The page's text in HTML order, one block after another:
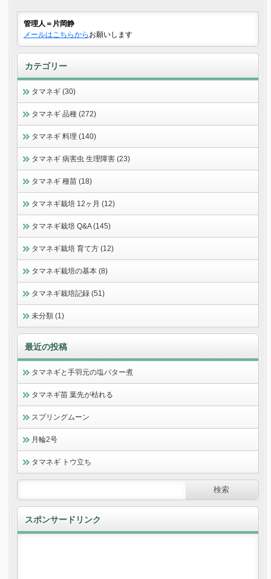
管理人＝片岡静
メールはこちらから お願いします
カテゴリー
タマネギ (30)
タマネギ 品種 (272)
タマネギ 料理 (140)
タマネギ 病害虫 生理障害 (23)
タマネギ 種苗 (18)
タマネギ栽培 12ヶ月 (12)
タマネギ栽培 Q&A (145)
タマネギ栽培 育て方 (12)
タマネギ栽培の基本 (8)
タマネギ栽培記録 (51)
未分類 (1)
最近の投稿
タマネギと手羽元の塩バター煮
タマネギ苗 葉先が枯れる
スプリングムーン
月輪2号
タマネギ トウ立ち
スポンサードリンク